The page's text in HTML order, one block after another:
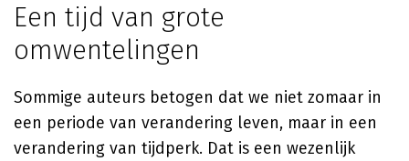
Een tijd van grote
omwentelingen
Sommige auteurs betogen dat we niet zomaar in
een periode van verandering leven, maar in een
verandering van tijdperk. Dat is een wezenlijk